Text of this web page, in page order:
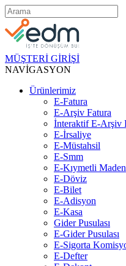
MÜŞTERİ GİRİŞİ
NAVİGASYON
Ürünlerimiz
E-Fatura
E-Arşiv Fatura
İnteraktif E-Arşiv
E-İrsaliye
E-Müstahsil
E-Smm
E-Kıymetli Maden
E-Döviz
E-Bilet
E-Adisyon
E-Kasa
Gider Pusulası
E-Gider Pusulası
E-Sigorta
E-Defter